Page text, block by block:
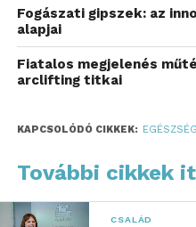
korrigálását nehezítik
és éjszakai panaszokkal
viszkető szemek és az
mások a krónikus
Krónikus
fordulni?
Az arcüreg
Fogászati gipszek: az
alapjai
Fiatalos megjelenés
arclifting titkai
KAPCSOLÓDÓ CIKKEK: EGÉSZSÉG
További cikkek
CSALÁD